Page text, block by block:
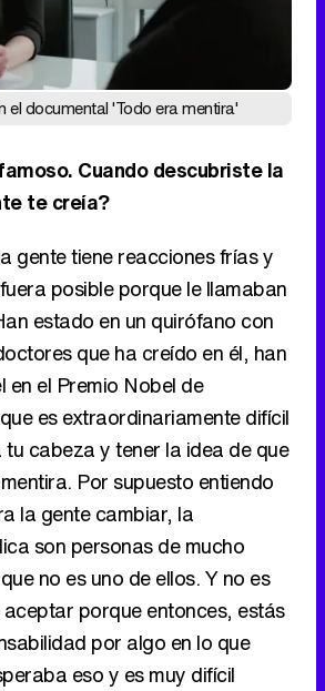
el documental 'Todo era mentira'
Cuando descubriste la
te creía?
gente tiene reacciones frías y
posible porque le llamaban
estado en un quirófano con
que ha creído en él, han
el Premio Nobel de
es extraordinariamente difícil
cabeza y tener la idea de que
Por supuesto entiendo
la gente cambiar, la
son personas de mucho
no es uno de ellos. Y no es
porque entonces, estás
por algo en lo que
eso y es muy difícil